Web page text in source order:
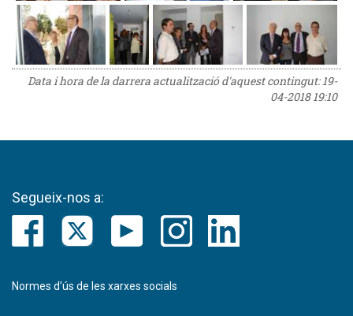
Data i hora de la darrera actualització d'aquest contingut:19-
04-2018 19:10
Segueix-nos a:
Normes d’ús de les xarxes socials